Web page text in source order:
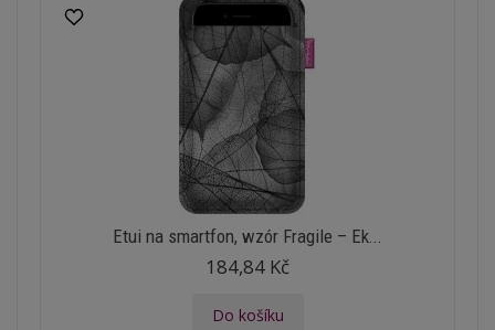
Etui na smartfon, wzór Fragile – Ek...
184,84 Kč
Do košíku